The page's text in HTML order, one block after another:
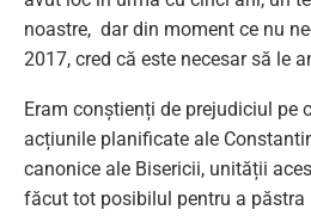
noastre, dar din moment ce nu
2017, cred că este necesar să le
Eram conștienți de prejudiciul pe
acțiunile planificate ale
canonice ale Bisericii, unității
făcut tot posibilul pentru a păstra